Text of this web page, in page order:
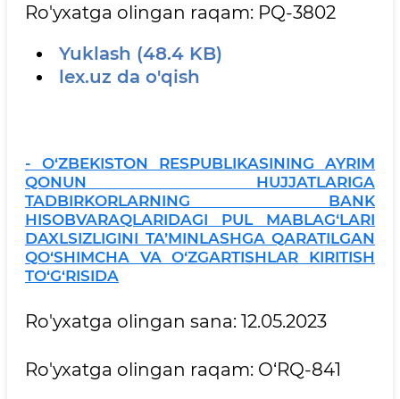
Ro'yxatga olingan raqam: PQ-3802
Yuklash (48.4 KB)
lex.uz da o'qish
- O‘ZBEKISTON RESPUBLIKASINING AYRIM
QONUN HUJJATLARIGA
TADBIRKORLARNING BANK
HISOBVARAQLARIDAGI PUL MABLAG‘LARI
DAXLSIZLIGINI TA’MINLASHGA QARATILGAN
QO‘SHIMCHA VA O‘ZGARTISHLAR KIRITISH
TO‘G‘RISIDA
Ro'yxatga olingan sana: 12.05.2023
Ro'yxatga olingan raqam: O‘RQ-841